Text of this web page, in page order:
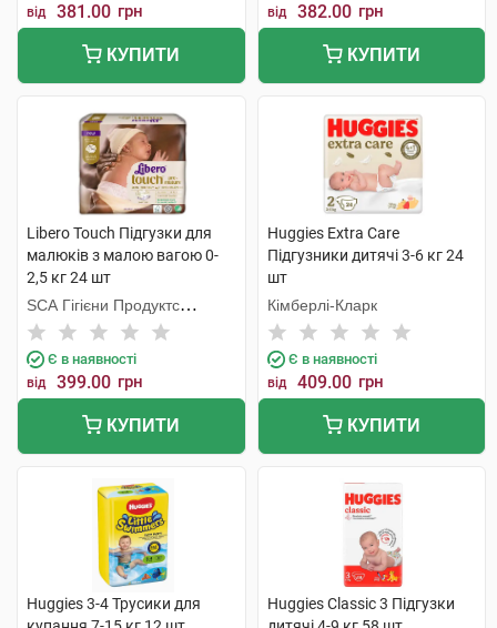
від 381.00 грн
КУПИТИ
від 382.00 грн
КУПИТИ
Libero Touch Підгузки для
малюків з малою вагою 0-
2,5 кг 24 шт
SCA Гігієни Продуктс
Польска
Є в наявності
від 399.00 грн
КУПИТИ
Huggies Extra Care
Підгузники дитячі 3-6 кг 24
шт
Кімберлі-Кларк
Є в наявності
від 409.00 грн
КУПИТИ
Huggies 3-4 Трусики для
Huggies Classic 3 Підгузки